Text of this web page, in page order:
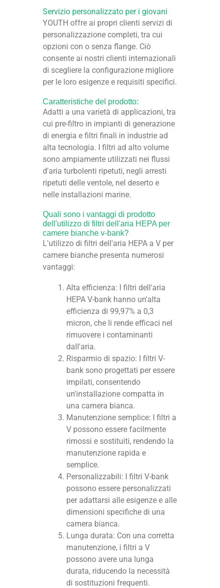
Servizio personalizzato per i giovani
YOUTH offre ai propri clienti servizi di
personalizzazione completi, tra cui
opzioni con o senza flange. Ciò
consente ai nostri clienti internazionali
di scegliere la configurazione migliore
per le loro esigenze e requisiti specifici.
Caratteristiche del prodotto:
Adatti a una varietà di applicazioni, tra
cui pre-filtro in impianti di generazione
di energia e filtri finali in industrie ad
alta tecnologia. I filtri ad alto volume
sono ampiamente utilizzati nei flussi
d'aria turbolenti ripetuti, negli arresti
ripetuti delle ventole, nel deserto e
nelle installazioni marine.
Quali sono i vantaggi di prodotto
dell'utilizzo di filtri dell'aria HEPA per
camere bianche v-bank?
L'utilizzo di filtri dell'aria HEPA a V per
camere bianche presenta numerosi
vantaggi:
Alta efficienza: I filtri dell'aria
HEPA V-bank hanno un'alta
efficienza di 99,97% a 0,3
micron, che li rende efficaci nel
rimuovere i contaminanti
dall'aria.
Risparmio di spazio: I filtri V-
bank sono progettati per essere
impilati, consentendo
un'installazione compatta in
una camera bianca.
Manutenzione semplice: I filtri a
V possono essere facilmente
rimossi e sostituiti, rendendo la
manutenzione rapida e
semplice.
Personalizzabili: I filtri V-bank
possono essere personalizzati
per adattarsi alle esigenze e alle
dimensioni specifiche di una
camera bianca.
Lunga durata: Con una corretta
manutenzione, i filtri a V
possono avere una lunga
durata, riducendo la necessità
di sostituzioni frequenti.